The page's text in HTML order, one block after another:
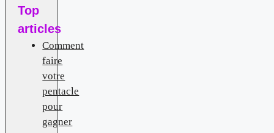
Top
articles
Comment
faire
votre
pentacle
pour
gagner